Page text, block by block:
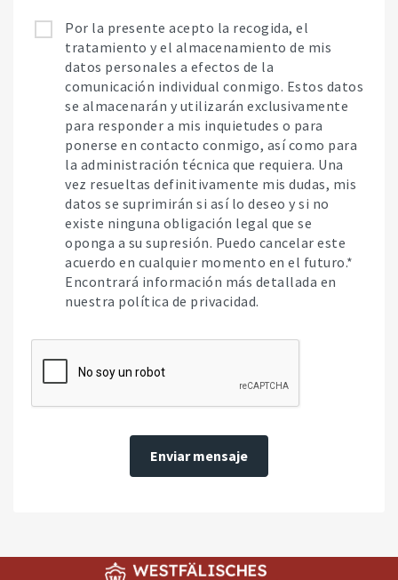
Por la presente acepto la recogida, el
tratamiento y el almacenamiento de mis
datos personales a efectos de la
comunicación individual conmigo. Estos datos
se almacenarán y utilizarán exclusivamente
para responder a mis inquietudes o para
ponerse en contacto conmigo, así como para
la administración técnica que requiera. Una
vez resueltas definitivamente mis dudas, mis
datos se suprimirán si así lo deseo y si no
existe ninguna obligación legal que se
oponga a su supresión. Puedo cancelar este
acuerdo en cualquier momento en el futuro.*
Encontrará información más detallada en
nuestra política de privacidad.
Enviar mensaje